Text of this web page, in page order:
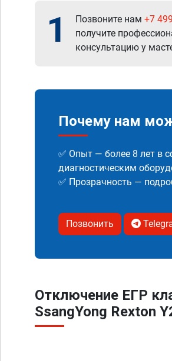
1 Позвоните нам +7
получите
консультацию у
Почему нам
✅ Опыт — более 8 лет в
диагностическим
✅ Прозрачность —
Позвонить
Отключение ЕГР
SsangYong Rexton